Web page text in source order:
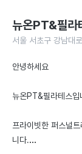
뉴온PT&필라
서울 서초구 강남대
안녕하세요
뉴온PT&필라테스입
프라이빗한 퍼스널
니다.